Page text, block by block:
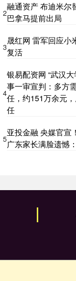
2
融通资产 布迪米尔
巴拿马提前出局
3
晟红网 雷军回应小
复活
4
银易配资网 “武汉
事一审宣判：多方
任，约151万余元
任
5
亚投金融 央媒官宣
广东家长满脸遗憾